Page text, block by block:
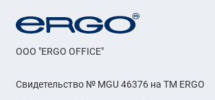
OOO "ERGO OFFICE"
Свидетельство № MGU 46376 на ТМ ERGO